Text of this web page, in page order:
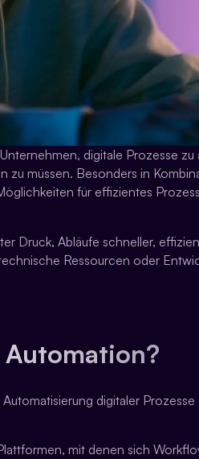
digitale Prozesse zu
zu müssen. Besonders in
für effizientes
Druck, Abläufe schneller,
Ressourcen oder
digitaler Prozesse
mit denen sich